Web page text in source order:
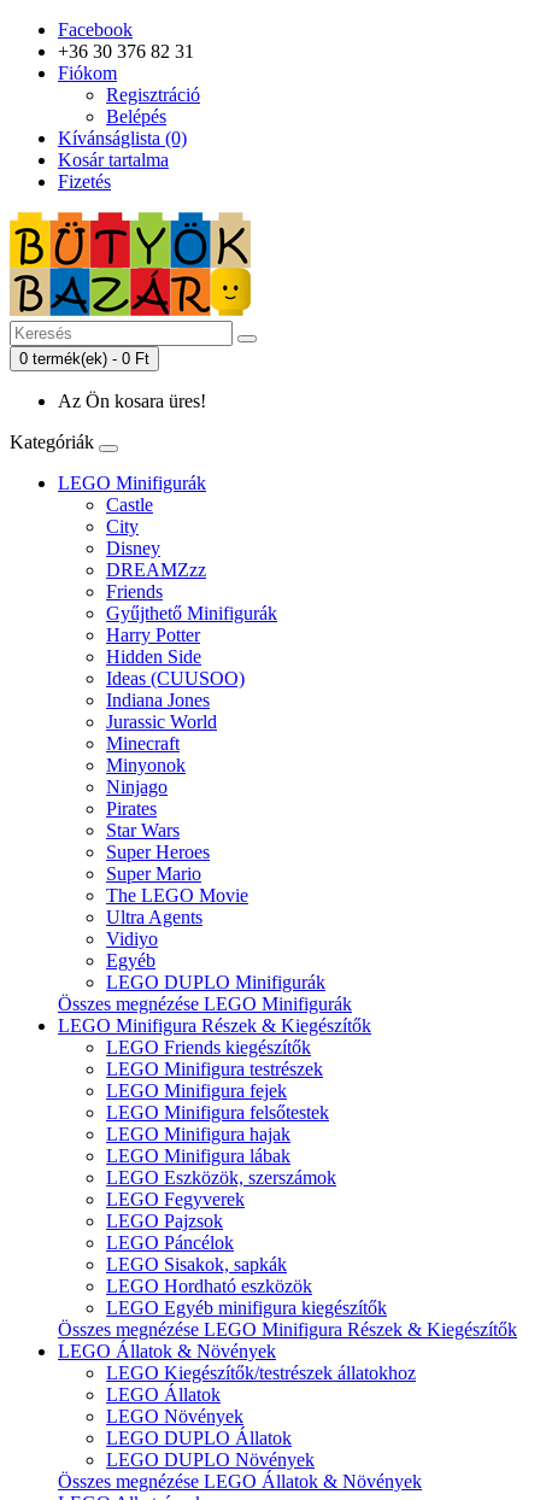
Facebook
+36 30 376 82 31
Fiókom
Regisztráció
Belépés
Kívánságlista (0)
Kosár tartalma
Fizetés
0 termék(ek) - 0 Ft
Az Ön kosara üres!
Kategóriák
LEGO Minifigurák
Castle
City
Disney
DREAMZzz
Friends
Gyűjthető Minifigurák
Harry Potter
Hidden Side
Ideas (CUUSOO)
Indiana Jones
Jurassic World
Minecraft
Minyonok
Ninjago
Pirates
Star Wars
Super Heroes
Super Mario
The LEGO Movie
Ultra Agents
Vidiyo
Egyéb
LEGO DUPLO Minifigurák
Összes megnézése LEGO Minifigurák
LEGO Minifigura Részek & Kiegészítők
LEGO Friends kiegészítők
LEGO Minifigura testrészek
LEGO Minifigura fejek
LEGO Minifigura felsőtestek
LEGO Minifigura hajak
LEGO Minifigura lábak
LEGO Eszközök, szerszámok
LEGO Fegyverek
LEGO Pajzsok
LEGO Páncélok
LEGO Sisakok, sapkák
LEGO Hordható eszközök
LEGO Egyéb minifigura kiegészítők
Összes megnézése LEGO Minifigura Részek & Kiegészítők
LEGO Állatok & Növények
LEGO Kiegészítők/testrészek állatokhoz
LEGO Állatok
LEGO Növények
LEGO DUPLO Állatok
LEGO DUPLO Növények
Összes megnézése LEGO Állatok & Növények